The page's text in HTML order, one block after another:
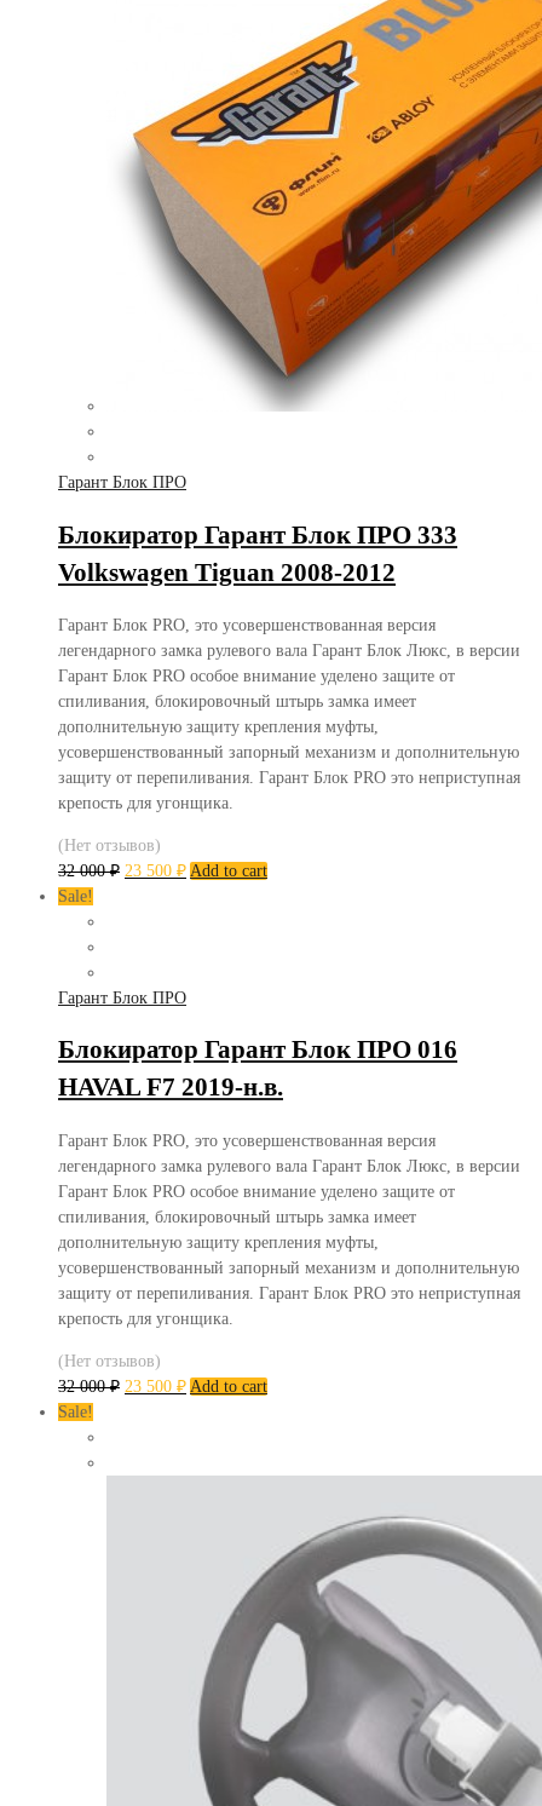
Гарант Блок ПРО
Блокиратор Гарант Блок ПРО 333
Volkswagen Tiguan 2008-2012
Гарант Блок PRO, это усовершенствованная версия
легендарного замка рулевого вала Гарант Блок Люкс, в версии
Гарант Блок PRO особое внимание уделено защите от
спиливания, блокировочный штырь замка имеет
дополнительную защиту крепления муфты,
усовершенствованный запорный механизм и дополнительную
защиту от перепиливания. Гарант Блок PRO это неприступная
крепость для угонщика.
(Нет отзывов)
32 000₽ 23 500 ₽ Add to cart
Sale!
Гарант Блок ПРО
Блокиратор Гарант Блок ПРО 016
HAVAL F7 2019-н.в.
Гарант Блок PRO, это усовершенствованная версия
легендарного замка рулевого вала Гарант Блок Люкс, в версии
Гарант Блок PRO особое внимание уделено защите от
спиливания, блокировочный штырь замка имеет
дополнительную защиту крепления муфты,
усовершенствованный запорный механизм и дополнительную
защиту от перепиливания. Гарант Блок PRO это неприступная
крепость для угонщика.
(Нет отзывов)
32 000₽ 23 500 ₽ Add to cart
Sale!